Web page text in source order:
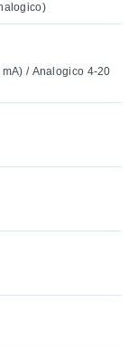
/ Analogico 4-20